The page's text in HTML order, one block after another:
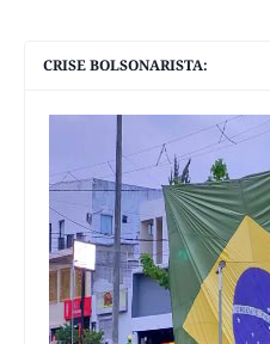
CRISE BOLSONARISTA: